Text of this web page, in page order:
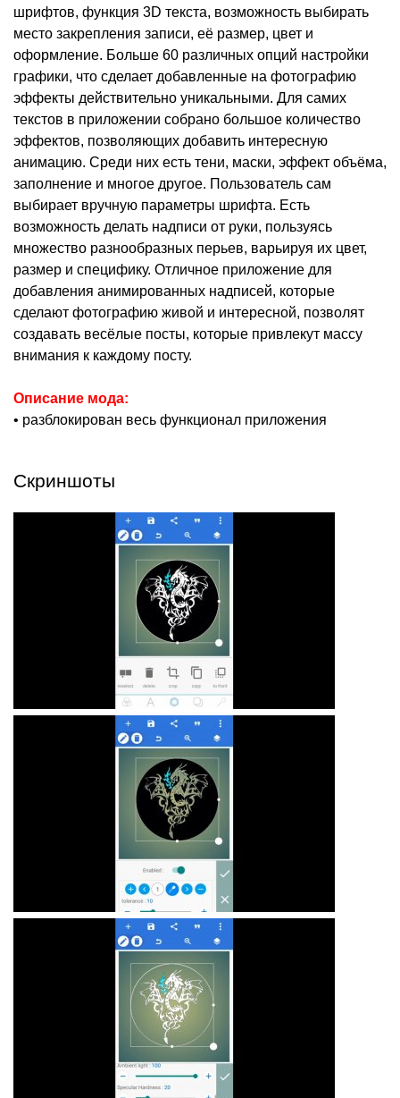
шрифтов, функция 3D текста, возможность выбирать
место закрепления записи, её размер, цвет и
оформление. Больше 60 различных опций настройки
графики, что сделает добавленные на фотографию
эффекты действительно уникальными. Для самих
текстов в приложении собрано большое количество
эффектов, позволяющих добавить интересную
анимацию. Среди них есть тени, маски, эффект объёма,
заполнение и многое другое. Пользователь сам
выбирает вручную параметры шрифта. Есть
возможность делать надписи от руки, пользуясь
множество разнообразных перьев, варьируя их цвет,
размер и специфику. Отличное приложение для
добавления анимированных надписей, которые
сделают фотографию живой и интересной, позволят
создавать весёлые посты, которые привлекут массу
внимания к каждому посту.
Описание мода:
• разблокирован весь функционал приложения
Скриншоты